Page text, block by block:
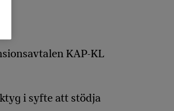
KAP-KL
i syfte att stödja